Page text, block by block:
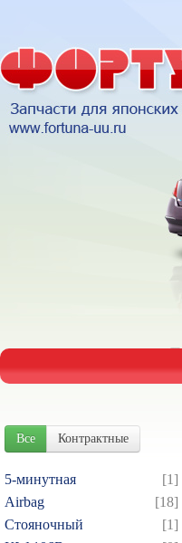
Все Контрактные
5-минутная
[1]
Airbag
[18]
Cтояночный
[1]